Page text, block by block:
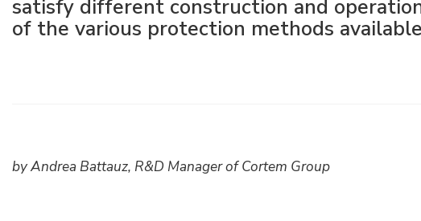
satisfy different construction and
of the various protection methods
by Andrea Battauz, R&D Manager of Cortem Group
Raccords électriques
Tous les produits
Énergie verte
Politique de l'entreprise
Certificats d’entreprise